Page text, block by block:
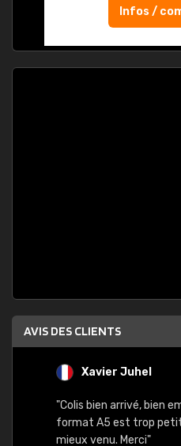
Infos /
AVIS DES CLIENTS
Xavier Juhel
"Colis bien arrivé, bien
format A5 est trop
mieux venu. Merci"